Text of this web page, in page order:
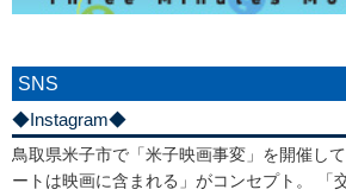
SNS
◆Instagram◆
鳥取県米子市で「米子映画事変」を開催し
ートは映画に含まれる」がコンセプト。 「